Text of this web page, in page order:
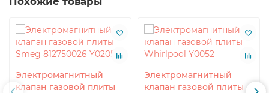
Электромагнитный
клапан газовой плиты
Электромагнитный
клапан газовой плиты